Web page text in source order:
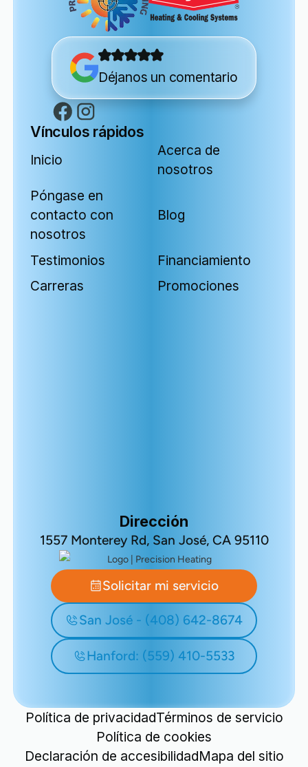
Déjanos un comentario
Vínculos rápidos
Inicio
Acerca de
nosotros
Póngase en
contacto con
nosotros
Blog
Testimonios
Financiamiento
Carreras
Promociones
Dirección
1557 Monterey Rd, San José, CA 95110
Solicitar mi servicio
San José - (408) 642-8674
Hanford: (559) 410-5533
Política de privacidadTérminos de servicio
Política de cookies
Declaración de accesibilidadMapa del sitio